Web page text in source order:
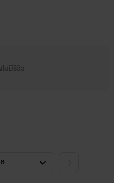
ไม่มีรีวิว